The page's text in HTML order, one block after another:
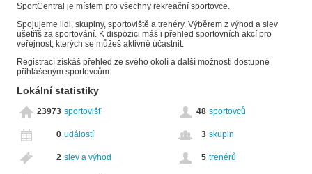
SportCentral je místem pro všechny rekreační sportovce.
Spojujeme lidi, skupiny, sportoviště a trenéry. Výběrem z výhod a slev
ušetříš za sportování. K dispozici máš i přehled sportovních akcí pro
veřejnost, kterých se můžeš aktivně účastnit.
Registrací získáš přehled ze svého okolí a další možnosti dostupné
přihlášeným sportovcům.
Lokální statistiky
23973 sportovišť 48 sportovců
0 událostí 3 skupin
2 slev a výhod 5 trenérů